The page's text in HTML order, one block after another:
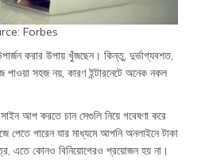
Forbes
করার উপায় খুঁজছেন। কিন্তু, দুর্ভাগ্যবশত,
পাওয়া সহজ নয়, কারণ ইন্টারনেটে অনেক নকল
আপ করতে চান সেগুলি নিয়ে গবেষণা করে
পারেন যার মাধ্যমে আপনি অনলাইনে টাকা
এতে কোনও বিনিয়োগেরও প্রয়োজন হয় না।